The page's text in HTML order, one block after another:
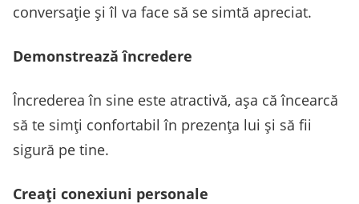
conversație și îl va face să se simtă apreciat.
Demonstrează încredere
Încrederea în sine este atractivă, așa că încearcă
să te simți confortabil în prezența lui și să fii
sigură pe tine.
Creați conexiuni personale